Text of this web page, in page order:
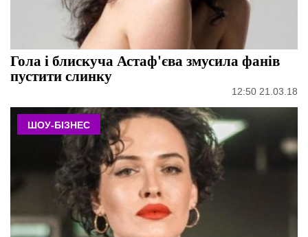
Гола і блискуча Астаф'єва змусила фанів
пустити слинку
12:50 21.03.18
ШОУ-БІЗНЕС